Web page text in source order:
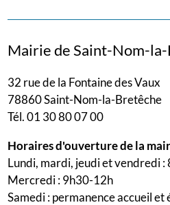
Mairie de Saint-Nom-
32 rue de la Fontaine des Vaux
78860 Saint-Nom-la-Bretêche
Tél. 01 30 80 07 00
Horaires d'ouverture de la
Lundi, mardi, jeudi et vendredi
Mercredi : 9h30-12h
Samedi : permanence accueil